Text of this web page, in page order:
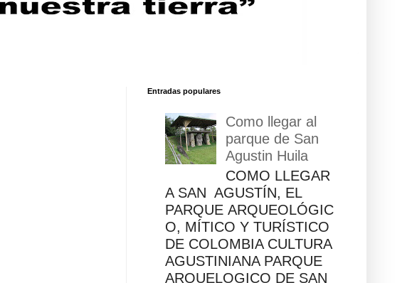
Entradas populares
Como llegar al
parque de San
Agustin Huila
COMO LLEGAR
A SAN AGUSTÍN, EL
PARQUE ARQUEOLÓGIC
O, MÍTICO Y TURÍSTICO
DE COLOMBIA CULTURA
AGUSTINIANA PARQUE
ARQUELOGICO DE SAN